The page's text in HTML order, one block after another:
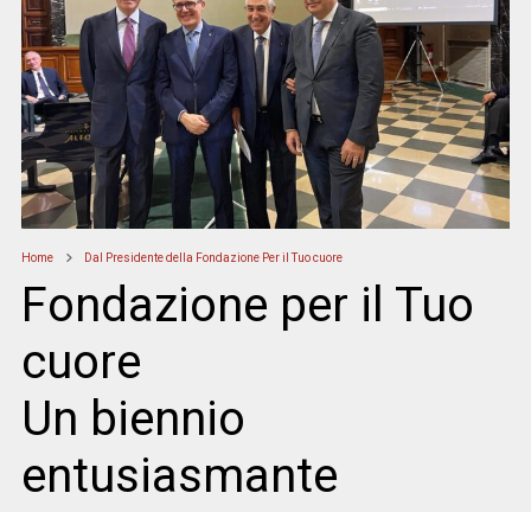
Home Dal Presidente della Fondazione Per il Tuo cuore
Fondazione per il Tuo
cuore
Un biennio
entusiasmante